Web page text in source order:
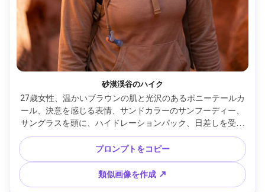
砂漠渓谷のハイク
27歳女性、温かいブラウンの肌と光沢のあるポニーテールカ
ール、決意を感じる表情、サンドカラーのサンフーディー、
サングラスを頭に、ハイドレーションパック、日差しを受け
たレッドロックキャニオンをハイク。厳しい陽射しをキャニ
オン反射で緩和、Sony A1、85mm f/1.8、浅い被写界深度、
3/4ボディ構図、映画的な暖色トーン、リアルな肌＆影、高
解像度 --ar 4:5
プロンプトをコピー
類似画像を作成 ↗